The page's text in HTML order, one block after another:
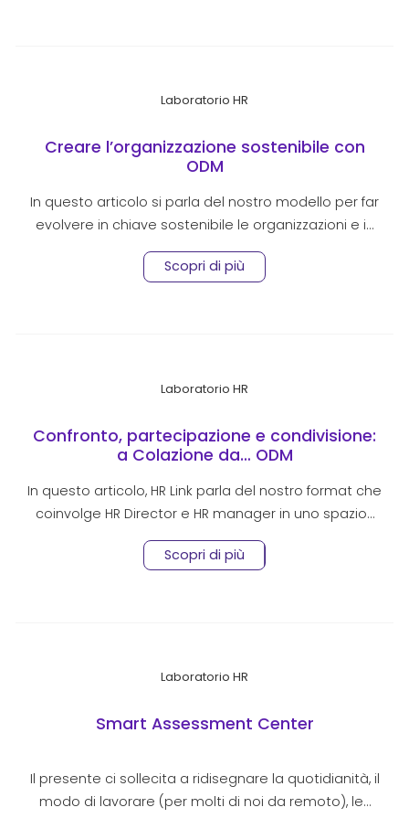
Laboratorio HR
Creare l’organizzazione sostenibile con
ODM
In questo articolo si parla del nostro modello per far
evolvere in chiave sostenibile le organizzazioni e i…
Scopri di più
Laboratorio HR
Confronto, partecipazione e condivisione:
a Colazione da… ODM
In questo articolo, HR Link parla del nostro format che
coinvolge HR Director e HR manager in uno spazio…
Scopri di più
Laboratorio HR
Smart Assessment Center
Il presente ci sollecita a ridisegnare la quotidianità, il
modo di lavorare (per molti di noi da remoto), le…